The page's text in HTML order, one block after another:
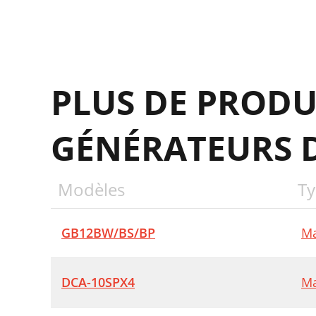
PLUS DE
GÉNÉRATEURS
Modèles
GB12BW/BS/BP
DCA-10SPX4